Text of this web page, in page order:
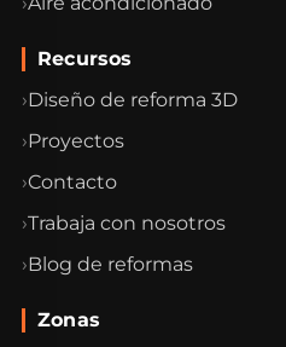
Recursos
Diseño de reforma 3D
Proyectos
Contacto
Trabaja con nosotros
Blog de reformas
Zonas